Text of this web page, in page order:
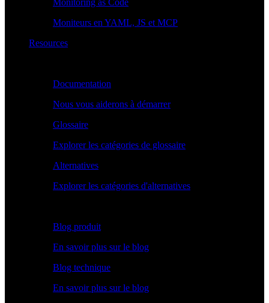
Moniteurs en YAML, JS et MCP
Resources
Documentation
Nous vous aiderons à démarrer
Glossaire
Explorer les catégories de glossaire
Alternatives
Explorer les catégories d'alternatives
Blog produit
En savoir plus sur le blog
Blog technique
En savoir plus sur le blog